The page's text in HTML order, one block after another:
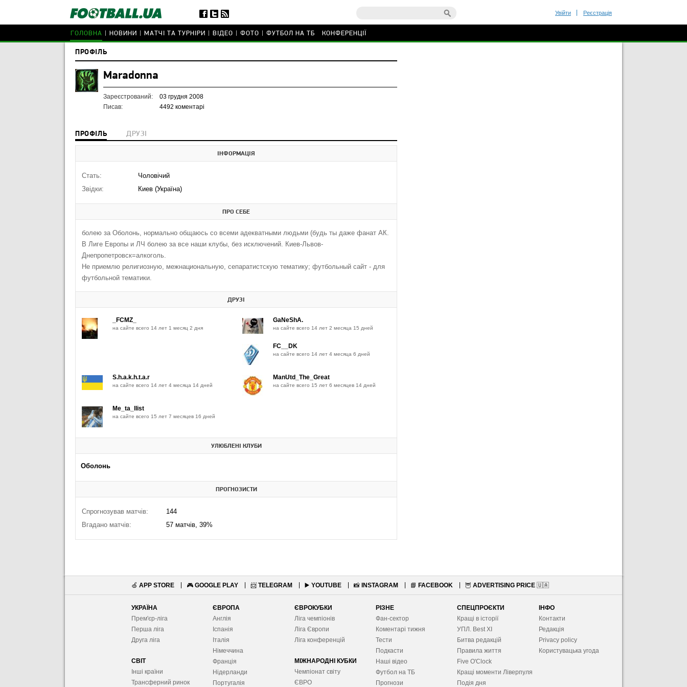
Увійти Реєстрація
ГОЛОВНА НОВИНИ МАТЧІ ТА ТУРНІРИ ВІДЕО ФОТО ФУТБОЛ НА ТБ КОНФЕРЕНЦІЇ
ПРОФІЛЬ
Maradonna
Зареєстрований:
03 грудня 2008
Писав:
4492 коментарі
ПРОФІЛЬ ДРУЗІ
ІНФОРМАЦІЯ
Стать:
Чоловічий
Звідки:
Киев (Україна)
ПРО СЕБЕ
болею за Оболонь, нормально общаюсь со всеми адекватными людьми (будь ты даже фанат АК.
В Лиге Европы и ЛЧ болею за все наши клубы, без исключений. Киев-Львов-
Днепропетровск=алкоголь.
Не приемлю религиозную, межнациональную, сепаратистскую тематику; футбольный сайт - для
футбольной тематики.
ДРУЗІ
_FCMZ_
на сайте всего 14 лет 1 месяц 2 дня
GaNeShA.
на сайте всего 14 лет 2 месяца 15 дней
FC__DK
на сайте всего 14 лет 4 месяца 6 дней
S.h.a.k.h.t.a.r
на сайте всего 14 лет 4 месяца 14 дней
ManUtd_The_Great
на сайте всего 15 лет 6 месяцев 14 дней
Me_ta_llist
на сайте всего 15 лет 7 месяцев 16 дней
УЛЮБЛЕНІ КЛУБИ
Оболонь
ПРОГНОЗИСТИ
Спрогнозував матчів:
144
Вгадано матчів:
57 матчів, 39%
🍏 APP STORE 🎮 GOOGLE PLAY 📨 TELEGRAM ▶️ YOUTUBE 📸 INSTAGRAM 📘 FACEBOOK 🦉 ADVERTISING PRICE 🇺🇦
УКРАЇНА
Прем'єр-ліга
Перша ліга
Друга ліга
СВІТ
Інші країни
Трансферний ринок
ЄВРОПА
Англія
Іспанія
Італія
Німеччина
Франція
Нідерланди
Португалія
ЄВРОКУБКИ
Ліга чемпіонів
Ліга Європи
Ліга конференцій
МІЖНАРОДНІ КУБКИ
Чемпіонат світу
ЄВРО
РІЗНЕ
Фан-сектор
Коментарі тижня
Тести
Подкасти
Наші відео
Футбол на ТБ
Прогнози
СПЕЦПРОЄКТИ
Кращі в історії
УПЛ. Best XІ
Битва редакцій
Правила життя
Five O'Clock
Кращі моменти Ліверпуля
Подія дня
ІНФО
Контакти
Редакція
Privacy policy
Користувацька угода